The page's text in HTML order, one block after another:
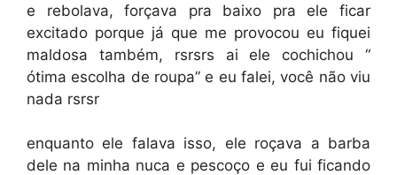
e rebolava, forçava pra baixo pra ele ficar
excitado porque já que me provocou eu fiquei
maldosa também, rsrsrs ai ele cochichou “
ótima escolha de roupa” e eu falei, você não viu
nada rsrsr
enquanto ele falava isso, ele roçava a barba
dele na minha nuca e pescoço e eu fui ficando